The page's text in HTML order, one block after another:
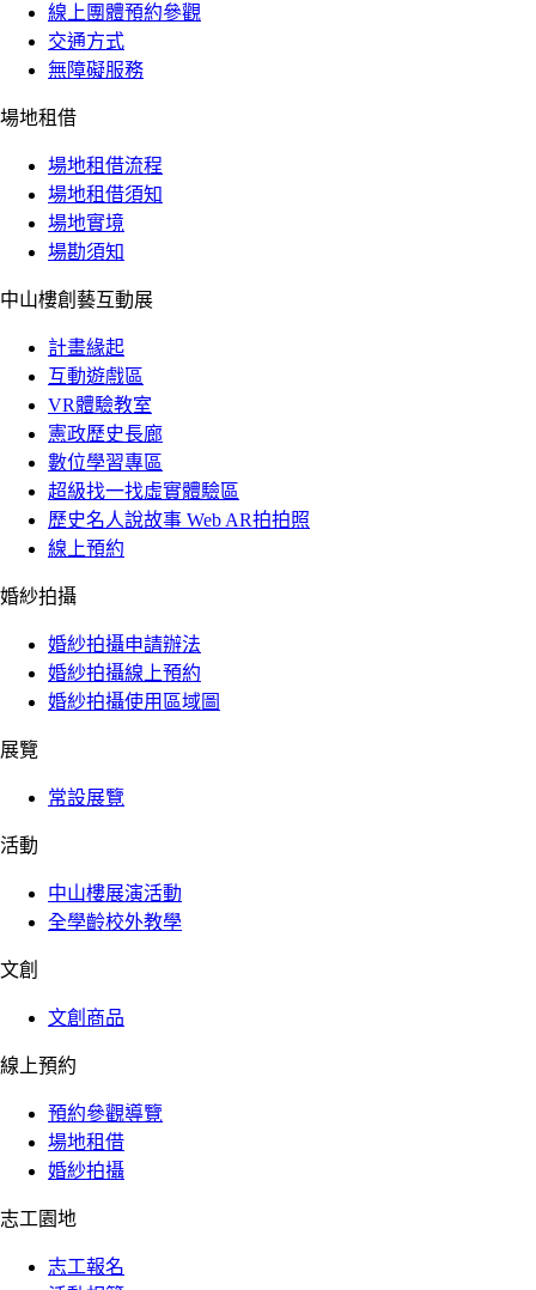
線上團體預約參觀
交通方式
無障礙服務
場地租借
場地租借流程
場地租借須知
場地實境
場勘須知
中山樓創藝互動展
計畫緣起
互動遊戲區
VR體驗教室
憲政歷史長廊
數位學習專區
超級找一找虛實體驗區
歷史名人說故事 Web AR拍拍照
線上預約
婚紗拍攝
婚紗拍攝申請辦法
婚紗拍攝線上預約
婚紗拍攝使用區域圖
展覽
常設展覽
活動
中山樓展演活動
全學齡校外教學
文創
文創商品
線上預約
預約參觀導覽
場地租借
婚紗拍攝
志工園地
志工報名